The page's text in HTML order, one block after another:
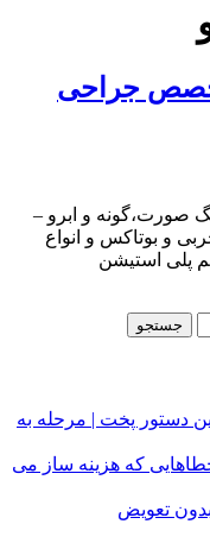
جراحی
صورت،گونه و ابرو –
و بوتاکس و انواع
پلی استیشن
دستور پخت | مرحله به
که هزینه ساز می
تعویض